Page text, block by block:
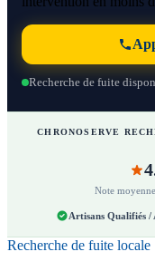
Recherche de fuite
CHRONOSERVE
Note
Artisans Qualifiés /
Recherche de fuite locale